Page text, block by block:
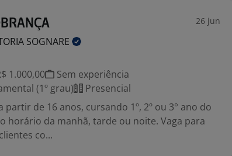
26 jun
SOGNARE
1.000,00
Sem experiência
(1º grau)
Presencial
partir de 16 anos, cursando 1º, 2º ou 3° ano do
horário da manhã, tarde ou noite. Vaga para
co...